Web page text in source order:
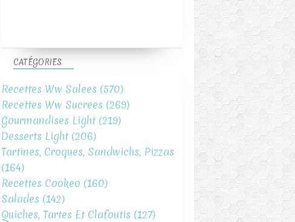
CATÉGORIES
Recettes Ww Salees (570)
Recettes Ww Sucrees (269)
Gourmandises Light(219)
Desserts Light(206)
Tartines, Croques, Sandwichs, Pizzas
(164)
Recettes Cookeo (160)
Salades (142)
Quiches, Tartes Et Clafoutis (127)